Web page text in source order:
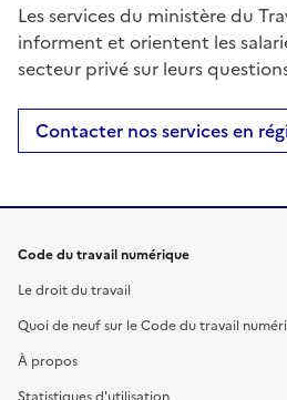
Les services du ministère du
informent et orientent les
secteur privé sur leurs
Contacter nos services en
Code du travail numérique
Le droit du travail
Quoi de neuf sur le Code du travail
À propos